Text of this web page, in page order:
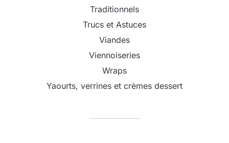
Traditionnels
Trucs et Astuces
Viandes
Viennoiseries
Wraps
Yaourts, verrines et crèmes dessert